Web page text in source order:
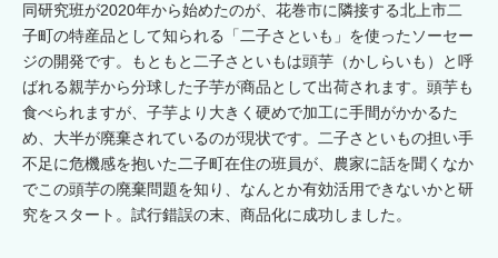
同研究班が2020年から始めたのが、花巻市に隣接する北上市二
子町の特産品として知られる「二子さといも」を使ったソーセー
ジの開発です。もともと二子さといもは頭芋（かしらいも）と呼
ばれる親芋から分球した子芋が商品として出荷されます。頭芋も
食べられますが、子芋より大きく硬めで加工に手間がかかるた
め、大半が廃棄されているのが現状です。二子さといもの担い手
不足に危機感を抱いた二子町在住の班員が、農家に話を聞くなか
でこの頭芋の廃棄問題を知り、なんとか有効活用できないかと研
究をスタート。試行錯誤の末、商品化に成功しました。